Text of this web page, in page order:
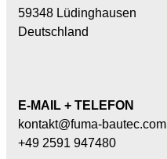
59348 Lüdinghausen
Deutschland
E-MAIL + TELEFON
kontakt@fuma-bautec.com
+49 2591 947480